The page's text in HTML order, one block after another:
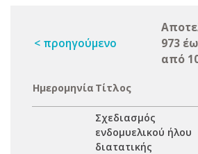
< προηγούμενο
973
από
Ημερομηνία Τίτλος
Σχεδιασμός
ενδομυελικού ήλου
διατατικής